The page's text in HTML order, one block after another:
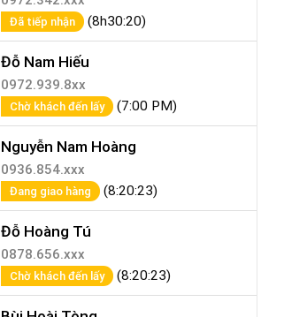
Đã tiếp nhận (8h30:20)
Đỗ Nam Hiếu
0972.939.8xx
Chờ khách đến lấy (7:00 PM)
Nguyễn Nam Hoàng
0936.854.xxx
Đang giao hàng (8:20:23)
Đỗ Hoàng Tú
0878.656.xxx
Chờ khách đến lấy (8:20:23)